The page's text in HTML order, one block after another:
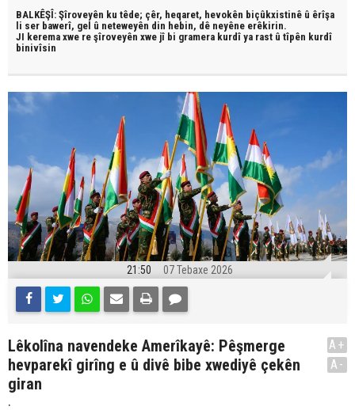
BALKÊŞÎ: Şîroveyên ku têde; çêr, heqaret, hevokên biçûkxistinê û êrîşa
li ser bawerî, gel û neteweyên din hebin, dê neyêne erêkirin.
JI kerema xwe re şîroveyên xwe jî bi gramera kurdî ya rast û tîpên kurdî
binivîsin
21:50 07 Tebaxe 2026
Lêkolîna navendeke Amerîkayê: Pêşmerge
hevparekî girîng e û divê bibe xwediyê çekên
giran
.
A+
A-